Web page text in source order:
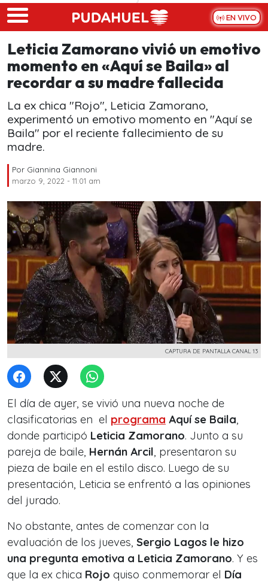
Skip to main content
EN VIVO
Leticia Zamorano vivió un emotivo
momento en «Aquí se Baila» al
recordar a su madre fallecida
La ex chica "Rojo", Leticia Zamorano,
experimentó un emotivo momento en "Aquí se
Baila" por el reciente fallecimiento de su
madre.
Por Giannina Giannoni
marzo 9, 2022 - 11:01 am
CAPTURA DE PANTALLA CANAL 13
El día de ayer, se vivió una nueva noche de
clasificatorias en el programa Aquí se Baila,
donde participó Leticia Zamorano. Junto a su
pareja de baile, Hernán Arcil, presentaron su
pieza de baile en el estilo disco. Luego de su
presentación, Leticia se enfrentó a las opiniones
del jurado.
No obstante, antes de comenzar con la
evaluación de los jueves, Sergio Lagos le hizo
una pregunta emotiva a Leticia Zamorano. Y es
que la ex chica Rojo quiso conmemorar el Día